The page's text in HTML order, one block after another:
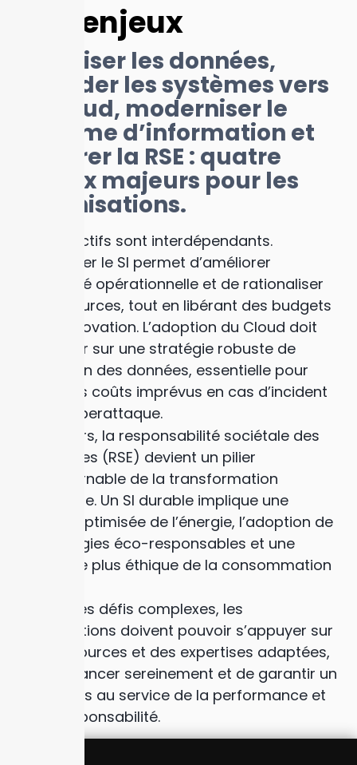
Vos enjeux
Sécuriser les données,
hybrider les systèmes vers
le Cloud, moderniser le
système d’information et
intégrer la RSE : quatre
enjeux majeurs pour les
organisations.
Ces objectifs sont interdépendants.
Moderniser le SI permet d’améliorer
l’efficacité opérationnelle et de rationaliser
les ressources, tout en libérant des budgets
pour l’innovation. L’adoption du Cloud doit
s’appuyer sur une stratégie robuste de
protection des données, essentielle pour
éviter des coûts imprévus en cas d’incident
ou de cyberattaque.
Par ailleurs, la responsabilité sociétale des
entreprises (RSE) devient un pilier
incontournable de la transformation
numérique. Un SI durable implique une
gestion optimisée de l’énergie, l’adoption de
technologies éco-responsables et une
approche plus éthique de la consommation
Face à ces défis complexes, les
organisations doivent pouvoir s’appuyer sur
des ressources et des expertises adaptées,
afin d’avancer sereinement et de garantir un
IT toujours au service de la performance et
de la responsabilité.